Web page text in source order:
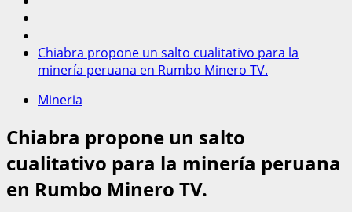
Chiabra propone un salto cualitativo para la
minería peruana en Rumbo Minero TV.
Mineria
Chiabra propone un salto
cualitativo para la minería peruana
en Rumbo Minero TV.